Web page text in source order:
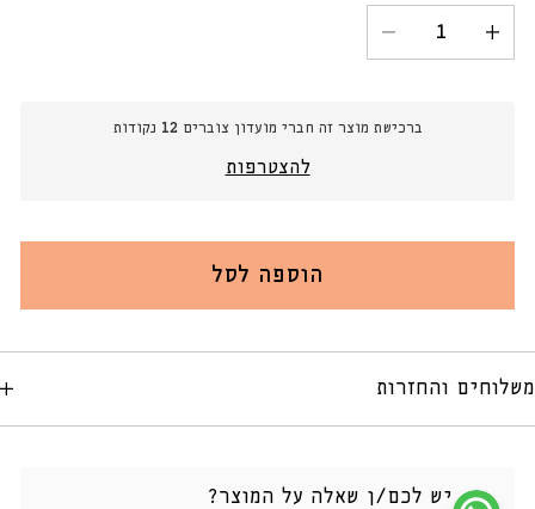
הגדל
כמות
כמות
נוי
ס&quot;מ
ברכישת מוצר זה חברי מועדון צוברים12 נקודות
להצטרפות
הוספה לסל
משלוחים והחזרות
יש לכם/ן שאלה על המוצר?